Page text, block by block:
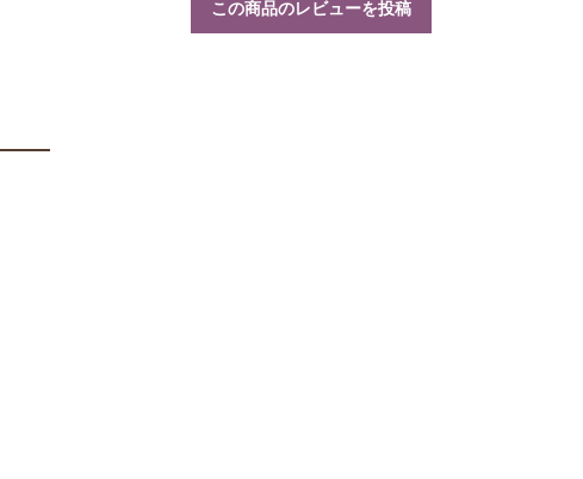
この商品のレビューを投稿